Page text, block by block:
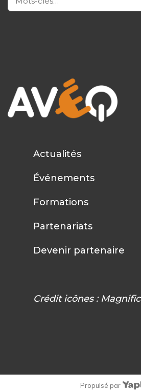
Actualités
Événements
Formations
Partenariats
Devenir partenaire
Crédit icônes : Magnific
Propulsé par